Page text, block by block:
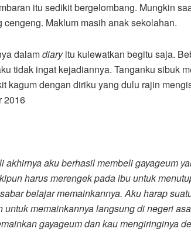
itu sedikit bergelombang. Mungkin
cengeng. Maklum masih anak sekolahan.
dalamdiaryitu kulewatkan begitu saja.
tidak ingat kejadiannya. Tanganku sibuk
kagum dengan diriku yang dulu rajin
2016
akhirnya aku berhasil membeli gayageum
harus merengek pada ibu untuk
belajar memainkannya. Aku harap
untuk memainkannya langsung di negeri
gayageum dan kau mengiringinya